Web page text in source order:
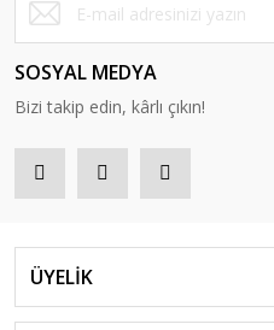
SOSYAL MEDYA
Bizi takip edin, kârlı çıkın!
ÜYELİK